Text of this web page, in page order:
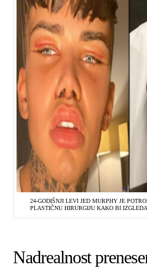
24-GODIŠNJI LEVI JED MURPHY JE
PLASTIČNU HIRURGIJU KAKO BI
Nadrealnost